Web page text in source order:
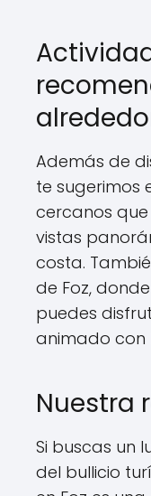
Además de
te sugerimos
cercanos
vistas
costa.
de Foz,
puedes
animado con
Nuestra
Si buscas un
del bullicio